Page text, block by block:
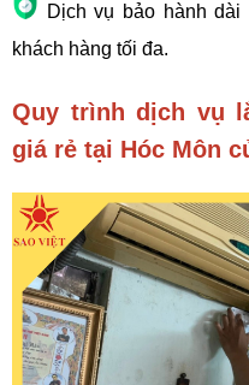
Dịch vụ bảo hành
khách hàng tối đa.
Quy trình dịch vụ
giá rẻ tại Hóc Môn